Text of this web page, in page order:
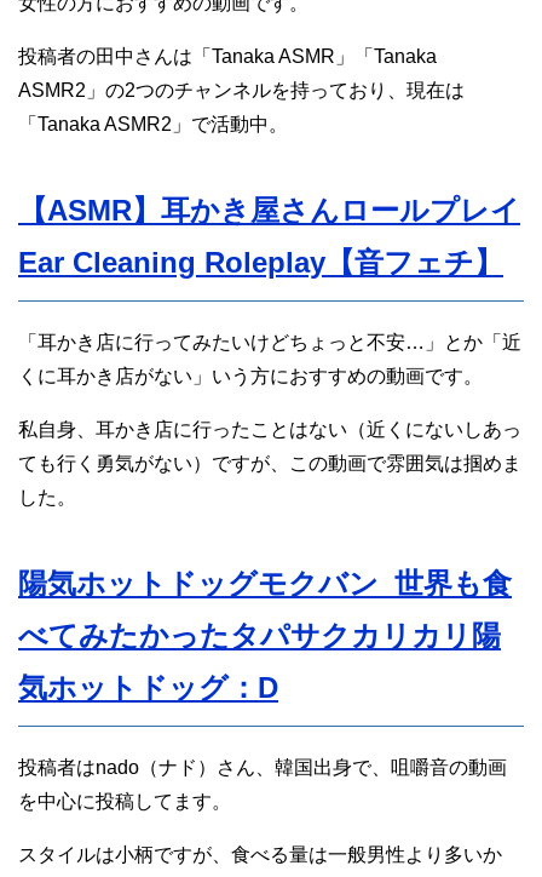
投稿者の田中さんは「Tanaka ASMR」「Tanaka
ASMR2」の2つのチャンネルを持っており、現在は
「Tanaka ASMR2」で活動中。
【ASMR】耳かき屋さんロールプレイ
Ear Cleaning Roleplay【音フェチ】
「耳かき店に行ってみたいけどちょっと不安…」とか「近
くに耳かき店がない」いう方におすすめの動画です。
私自身、耳かき店に行ったことはない（近くにないしあっ
ても行く勇気がない）ですが、この動画で雰囲気は掴めま
した。
陽気ホットドッグモクバン_世界も食
べてみたかったタパサクカリカリ陽
気ホットドッグ：D
投稿者はnado（ナド）さん、韓国出身で、咀嚼音の動画
を中心に投稿してます。
スタイルは小柄ですが、食べる量は一般男性より多いか